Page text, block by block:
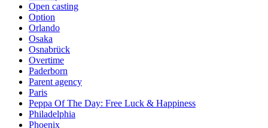
Open casting
Option
Orlando
Osaka
Osnabrück
Overtime
Paderborn
Parent agency
Paris
Peppa Of The Day: Free Luck & Happiness
Philadelphia
Phoenix